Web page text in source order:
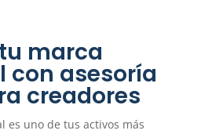
marca
con asesoría
creadores
es uno de tus activos más